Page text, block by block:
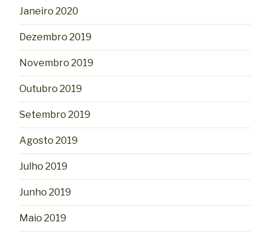
Janeiro 2020
Dezembro 2019
Novembro 2019
Outubro 2019
Setembro 2019
Agosto 2019
Julho 2019
Junho 2019
Maio 2019